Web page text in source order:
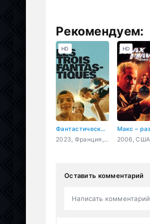
Рекомендуем:
Фантастическая тройка
2023, Франция, драма
HD HD
Оставить комментарий
Написать комментарий